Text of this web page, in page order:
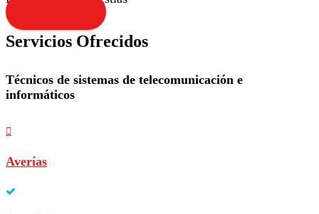
Servicios Ofrecidos
Técnicos de sistemas de telecomunicación e
informáticos
Averías